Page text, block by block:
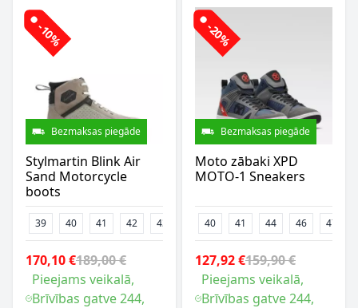
-10%
Bezmaksas piegāde
Stylmartin Blink Air
Sand Motorcycle
boots
39 40 41 42 43
170,10 €189,00 €
Pieejams veikalā,
Brīvības gatve 244,
-20%
Bezmaksas piegāde
Moto zābaki XPD
MOTO-1 Sneakers
40 41 44 46 47
127,92 €159,90 €
Pieejams veikalā,
Brīvības gatve 244,